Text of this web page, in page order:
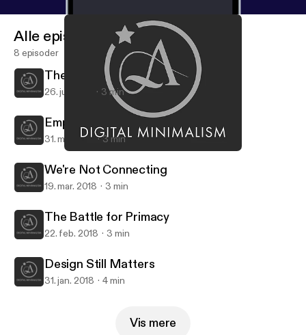
Digital Minimalism
Alle episoder
8 episoder
The Curse of Protocol
26. juli 2018 3 min
Empower Yourself
31. maj 2018 3 min
We're Not Connecting
19. mar. 2018 3 min
The Battle for Primacy
22. feb. 2018 3 min
Design Still Matters
31. jan. 2018 4 min
Vis mere